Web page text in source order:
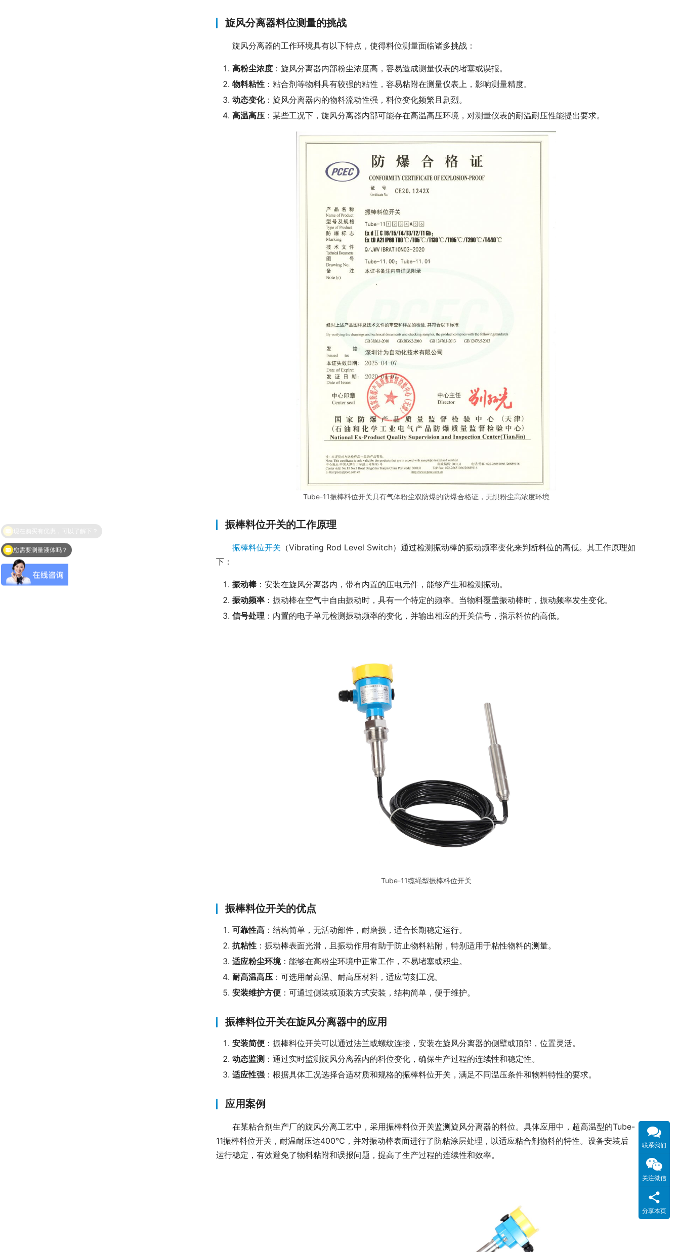
旋风分离器料位测量的挑战
旋风分离器的工作环境具有以下特点，使得料位测量面临诸多挑战：
高粉尘浓度 ：旋风分离器内部粉尘浓度高，容易造成测量仪表的堵塞或误报。
物料粘性 ：粘合剂等物料具有较强的粘性，容易粘附在测量仪表上，影响测量精度。
动态变化：旋风分离器内的物料流动性强，料位变化频繁且剧烈。
高温高压 ：某些工况下，旋风分离器内部可能存在高温高压环境，对测量仪表的耐温耐压性能提出要求。
Tube-11振棒料位开关具有气体粉尘双防爆的防爆合格证，无惧粉尘高浓度环境
振棒料位开关的工作原理
振棒料位开关 （Vibrating Rod Level Switch）通过检测振动棒的振动频率变化来判断料位的高低。其工作原理如
下：
振动棒 ：安装在旋风分离器内，带有内置的压电元件，能够产生和检测振动。
振动频率 ：振动棒在空气中自由振动时，具有一个特定的频率。当物料覆盖振动棒时，振动频率发生变化。
信号处理 ：内置的电子单元检测振动频率的变化，并输出相应的开关信号，指示料位的高低。
Tube-11缆绳型振棒料位开关
振棒料位开关的优点
可靠性高 ：结构简单，无活动部件，耐磨损，适合长期稳定运行。
抗粘性 ：振动棒表面光滑，且振动作用有助于防止物料粘附，特别适用于粘性物料的测量。
适应粉尘环境：能够在高粉尘环境中正常工作，不易堵塞或积尘。
耐高温高压 ：可选用耐高温、耐高压材料，适应苛刻工况。
安装维护方便 ：可通过侧装或顶装方式安装，结构简单，便于维护。
振棒料位开关在旋风分离器中的应用
安装简便 ：振棒料位开关可以通过法兰或螺纹连接，安装在旋风分离器的侧壁或顶部，位置灵活。
动态监测 ：通过实时监测旋风分离器内的料位变化，确保生产过程的连续性和稳定性。
适应性强 ：根据具体工况选择合适材质和规格的振棒料位开关，满足不同温压条件和物料特性的要求。
应用案例
在某粘合剂生产厂的旋风分离工艺中，采用振棒料位开关监测旋风分离器的料位。具体应用中，超高温型的Tube-
11振棒料位开关，耐温耐压达400℃，并对振动棒表面进行了防粘涂层处理，以适应粘合剂物料的特性。设备安装后
运行稳定，有效避免了物料粘附和误报问题，提高了生产过程的连续性和效率。
联系我们
关注微信
分享本页
您需要测量液体吗？